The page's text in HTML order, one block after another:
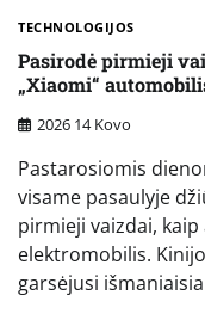
TECHNOLOGIJOS
Pasirodė pirmieji
„Xiaomi“
2026 14 Kovo
Pastarosiomis
visame pasaulyje
pirmieji vaizdai, kaip
elektromobilis.
garsėjusi